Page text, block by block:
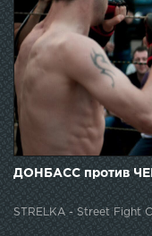
ДОНБАСС против
STRELKA - Street Fight